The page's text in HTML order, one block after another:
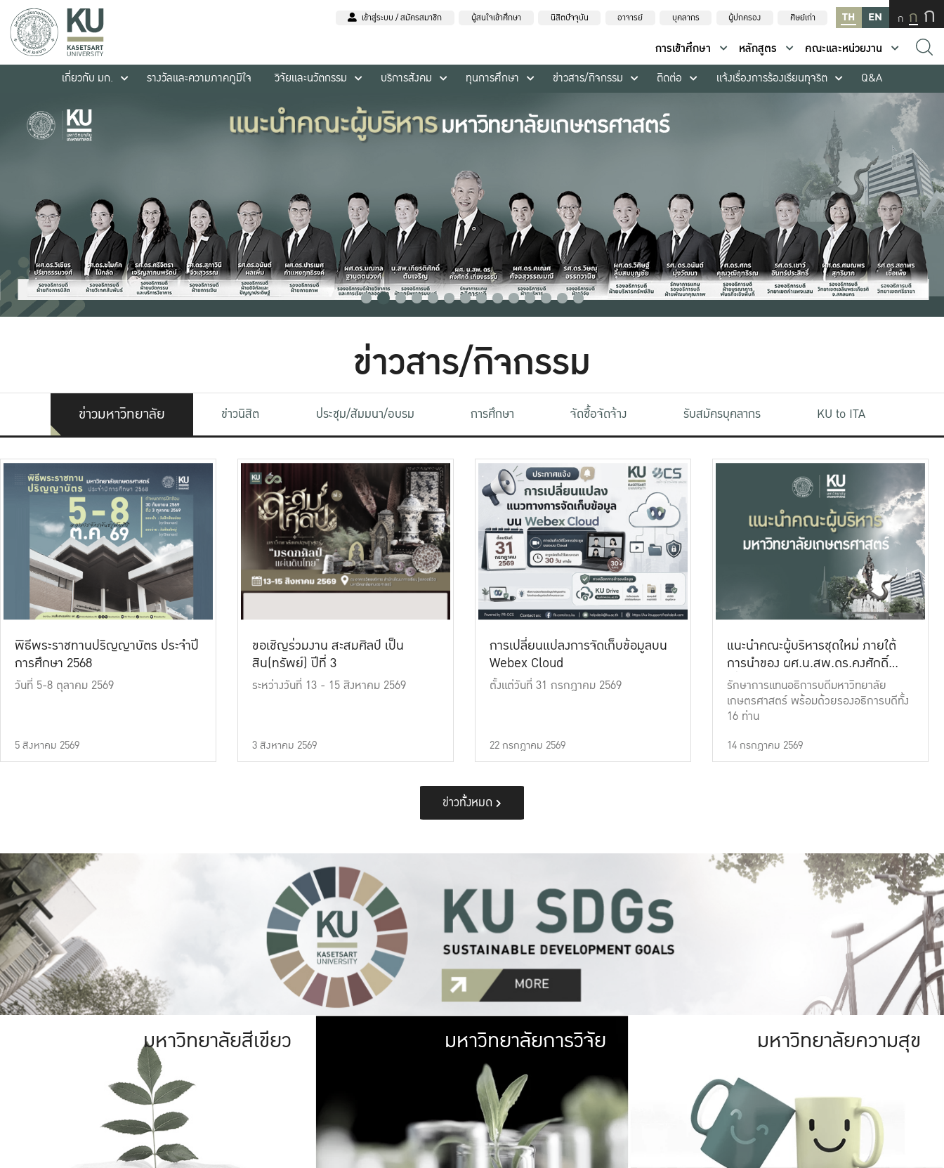
เข้าสู่ระบบ / สมัครสมาชิก ผู้สนใจเข้าศึกษา นิสิตปัจจุบัน อาจารย์ บุคลากร ผู้ปกครอง ศิษย์เก่า TH EN ก ก ก
การเข้าศึกษา หลักสูตร
คณะและหน่วยงาน
เกี่ยวกับ มก.
รางวัลและความภาคภูมิใจ วิจัยและนวัตกรรม บริการสังคม ทุนการศึกษา ข่าวสาร/กิจกรรม ติดต่อ แจ้งเรื่องการร้องเรียนทุจริต Q&A
ข่าวสาร/กิจกรรม
ข่าวมหาวิทยาลัย ข่าวนิสิต ประชุม/สัมมนา/อบรม การศึกษา จัดซื้อจัดจ้าง รับสมัครบุคลากร KU to ITA
พิธีพระราชทานปริญญาบัตร ประจำปี
การศึกษา 2568
วันที่ 5-8 ตุลาคม 2569
5 สิงหาคม 2569
ขอเชิญร่วมงาน สะสมศิลป์ เป็น
สิน(ทรัพย์) ปีที่ 3
ระหว่างวันที่ 13 - 15 สิงหาคม 2569
3 สิงหาคม 2569
การเปลี่ยนแปลงการจัดเก็บข้อมูลบน
Webex Cloud
ตั้งแต่วันที่ 31 กรกฎาคม 2569
22 กรกฎาคม 2569
แนะนำคณะผู้บริหารชุดใหม่ ภายใต้
การนำของ ผศ.น.สพ.ดร.คงศักดิ์
เที่ยงธรรม
รักษาการแทนอธิการบดีมหาวิทยาลัย
เกษตรศาสตร์ พร้อมด้วยรองอธิการบดีทั้ง
16 ท่าน
14 กรกฎาคม 2569
ข่าวทั้งหมด
มหาวิทยาลัยสีเขียว มหาวิทยาลัย
เกษตรศาสตร์ มีพื้นที่เขียวสดใส หนาแน่น
เป็นป่าในเมือง (URBAN FOREST)
เกษตรในเมือง (URBAN AGRICULTURE)
ที่นับรวมกันได้ประมาณ 1,400 ไร่
มหาวิทยาลัยการวิจัย มหาวิทยาลัย
ให้กับประชาชน
มหาวิทยาลัยความสุข